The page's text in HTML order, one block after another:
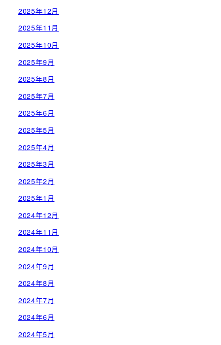
2025年12月
2025年11月
2025年10月
2025年9月
2025年8月
2025年7月
2025年6月
2025年5月
2025年4月
2025年3月
2025年2月
2025年1月
2024年12月
2024年11月
2024年10月
2024年9月
2024年8月
2024年7月
2024年6月
2024年5月